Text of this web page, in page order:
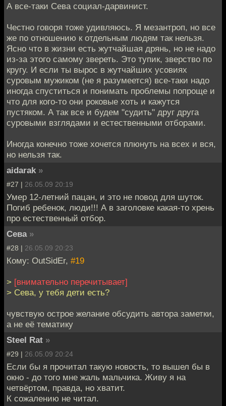
А все-таки Сева социал-дарвинист.
Честно говоря тоже удивляюсь. Я мезантроп, но все
же по отношению к отдельным людям так нельзя.
Ясно что в жизни есть жутчайшая дрянь, но не надо
из-за этого самому звереть. Это тупик, зверство по
кругу. И если ты вырос в жутчайших усовиях
суровым мужиком (не я разумеется) все-таки надо
иногда спуститься и понимать проблемы попроще и
что для кого-то они роковые хоть и кажутся
пустяком. А так все и будем "судить" друг друга
суровыми взглядами и естественными отборами.
Иногда конечно тоже хочется плюнуть на всех и вся,
но нельзя так.
aidarak »
#27 | 26.05.09 20:19
Умер 12-летний пацан, и это не повод для шуток.
Погиб ребенок, люди!!! А в заголовке какая-то хрень
про естественный отбор.
Сева »
#28 | 26.05.09 20:23
Кому: OutSidEr, #19
> [внимательно перечитывает]
> Сева, у тебя дети есть?
чувствую острое желание обсудить автора заметки,
а не её тематику
Steel Rat »
#29 | 26.05.09 20:24
Если бы я прочитал такую новость, то вышел бы в
окно - до того мне жаль мальчика. Живу я на
четвёртом, правда, но хватит.
К сожалению не читал.